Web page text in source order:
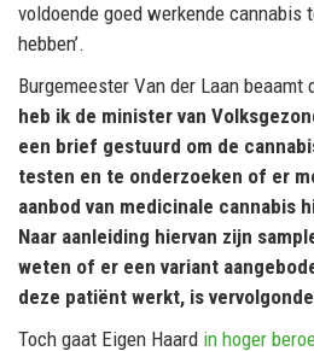
voldoende goed werkende cannabis
hebben’.
Burgemeester Van der Laan beaamt
heb ik de minister van
een brief gestuurd om de
testen en te onderzoeken of er
aanbod van medicinale cannabis
Naar aanleiding hiervan zijn
weten of er een variant
deze patiënt werkt, is
Toch gaat Eigen Haard in hoger